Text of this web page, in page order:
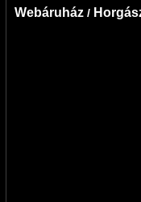
Webáruház /